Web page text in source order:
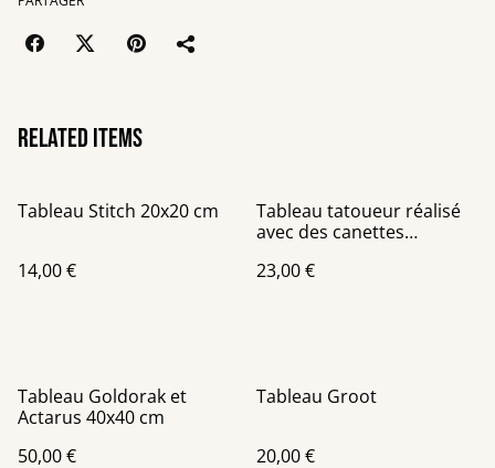
Related items
Tableau Stitch 20x20 cm
14,00 €
Tableau tatoueur réalisé
avec des canettes
23,00 €
Tableau Goldorak et
Actarus 40x40 cm
50,00 €
Tableau Groot
20,00 €